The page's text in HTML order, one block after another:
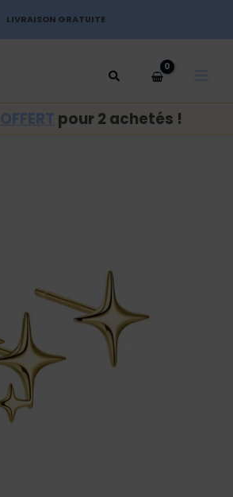
LIVRAISON GRATUITE
OFFERT pour 2 achetés !